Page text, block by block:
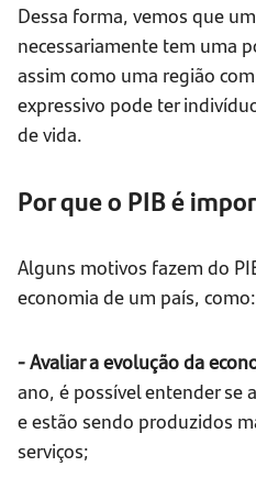
Dessa forma, vemos que
necessariamente tem uma
assim como uma região
expressivo pode ter
de vida.
Por que o PIB é
Alguns motivos fazem do
economia de um país, como:
- Avaliar a evolução da
ano, é possível entender se
e estão sendo produzidos
serviços;